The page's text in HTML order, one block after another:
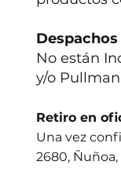
No están
y/o
Retiro en
Una vez
2680, Ñuñoa,